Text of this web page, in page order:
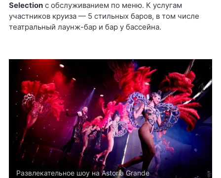
Selectionс обслуживанием по меню. К услугам
участников круиза — 5 стильных баров, в том числе
театральный лаунж-бар и бар у бассейна.
Развлекательное шоу на Astoria Grande